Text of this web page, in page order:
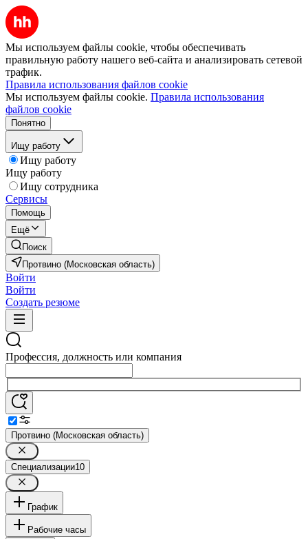
Мы используем файлы cookie, чтобы обеспечивать
правильную работу нашего веб-сайта и анализировать сетевой
трафик.
Правила использования файлов cookie
Мы используем файлы cookie. Правила использования
файлов cookie
Понятно
Ищу работу
Ищу работу
Ищу работу
Ищу сотрудника
Сервисы
Помощь
Ещё
Поиск
Протвино (Московская область)
Войти
Войти
Создать резюме
Профессия, должность или компания
Протвино (Московская область)
Специализации10
График
Рабочие часы